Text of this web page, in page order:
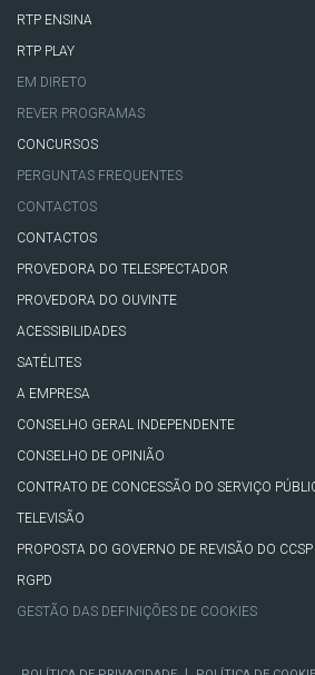
RTP ENSINA
RTP PLAY
EM DIRETO
REVER PROGRAMAS
CONCURSOS
PERGUNTAS FREQUENTES
CONTACTOS
CONTACTOS
PROVEDORA DO TELESPECTADOR
PROVEDORA DO OUVINTE
ACESSIBILIDADES
SATÉLITES
A EMPRESA
CONSELHO GERAL INDEPENDENTE
CONSELHO DE OPINIÃO
CONTRATO DE CONCESSÃO DO SERVIÇO
TELEVISÃO
PROPOSTA DO GOVERNO DE REVISÃO DO CCSP
RGPD
GESTÃO DAS DEFINIÇÕES DE COOKIES